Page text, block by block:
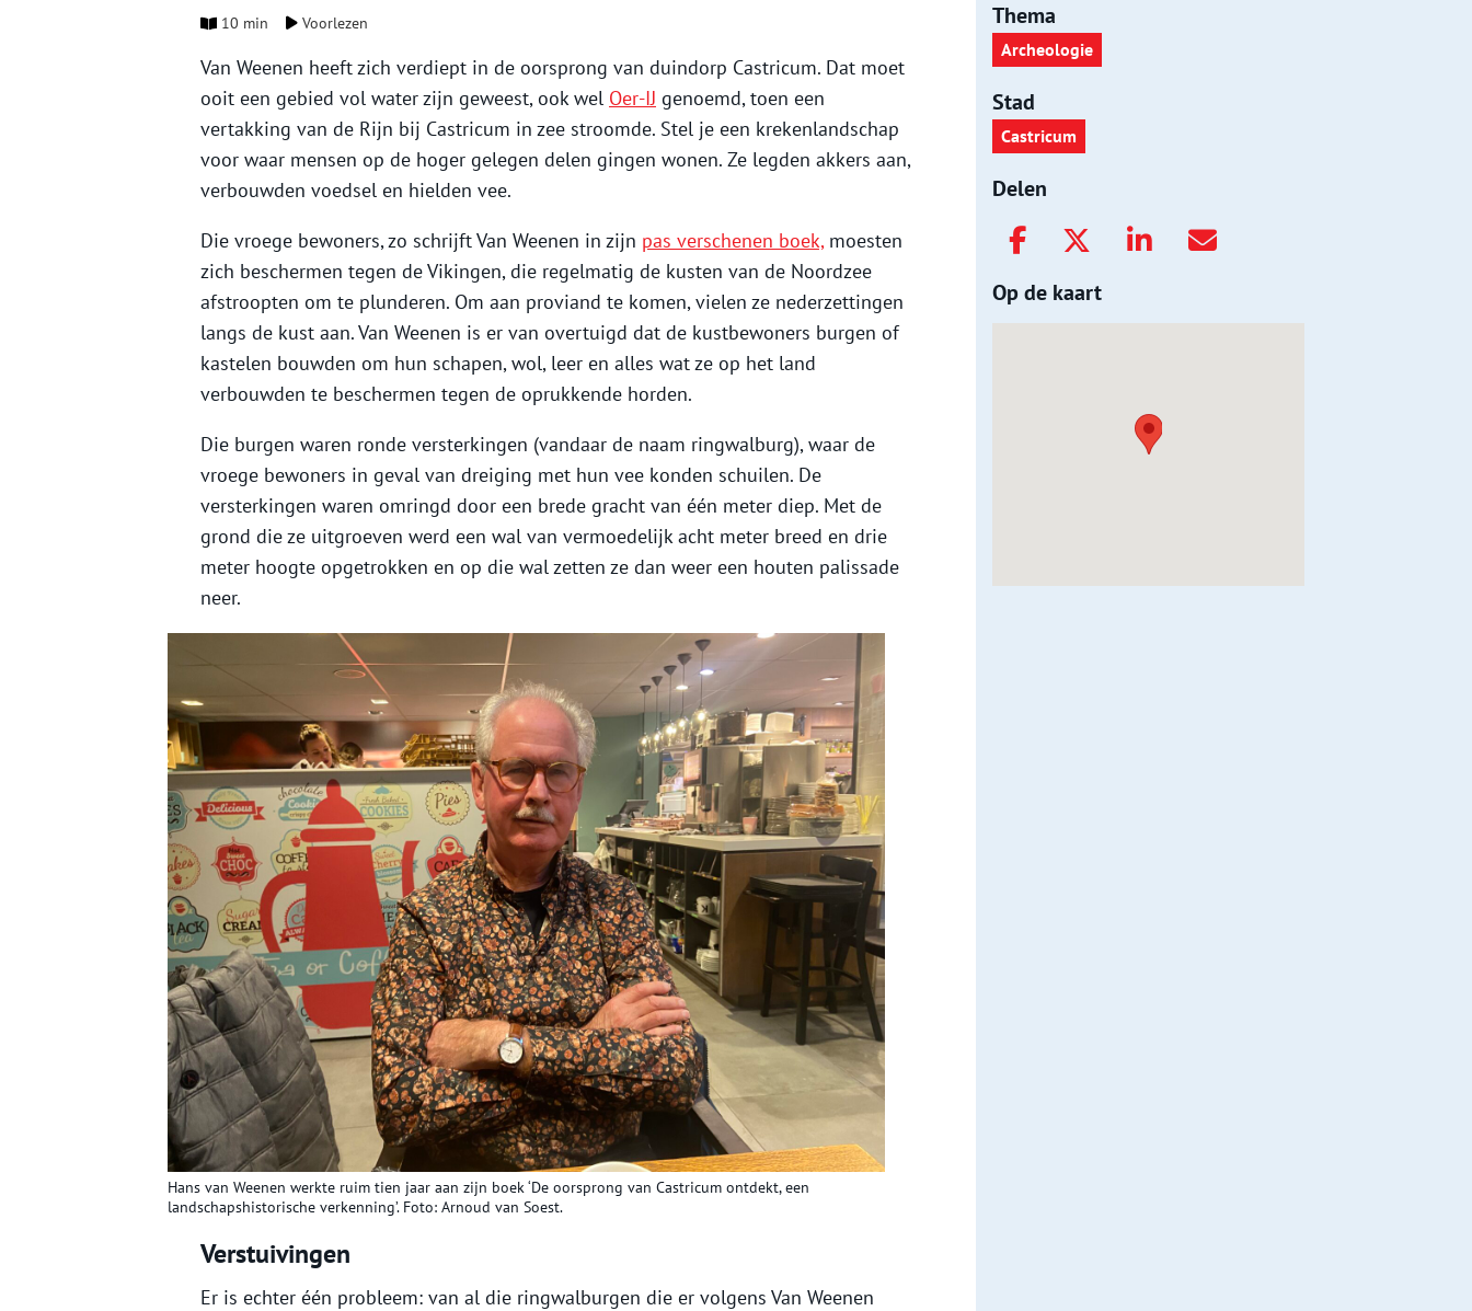
10 min Voorlezen
Van Weenen heeft zich verdiept in de oorsprong van duindorp Castricum. Dat moet
ooit een gebied vol water zijn geweest, ook wel Oer-IJ genoemd, toen een
vertakking van de Rijn bij Castricum in zee stroomde. Stel je een krekenlandschap
voor waar mensen op de hoger gelegen delen gingen wonen. Ze legden akkers aan,
verbouwden voedsel en hielden vee.
Die vroege bewoners, zo schrijft Van Weenen in zijn pas verschenen boek,moesten
zich beschermen tegen de Vikingen, die regelmatig de kusten van de Noordzee
afstroopten om te plunderen. Om aan proviand te komen, vielen ze nederzettingen
langs de kust aan. Van Weenen is er van overtuigd dat de kustbewoners burgen of
kastelen bouwden om hun schapen, wol, leer en alles wat ze op het land
verbouwden te beschermen tegen de oprukkende horden.
Die burgen waren ronde versterkingen (vandaar de naam ringwalburg), waar de
vroege bewoners in geval van dreiging met hun vee konden schuilen. De
versterkingen waren omringd door een brede gracht van één meter diep. Met de
grond die ze uitgroeven werd een wal van vermoedelijk acht meter breed en drie
meter hoogte opgetrokken en op die wal zetten ze dan weer een houten palissade
neer.
Hans van Weenen werkte ruim tien jaar aan zijn boek ‘De oorsprong van Castricum ontdekt, een
landschapshistorische verkenning’. Foto: Arnoud van Soest.
Verstuivingen
Er is echter één probleem: van al die ringwalburgen die er volgens Van Weenen
Thema
Archeologie
Stad
Castricum
Delen
Op de kaart